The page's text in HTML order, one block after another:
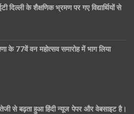
दिल्ली के शैक्षणिक भ्रमण पर गए विद्यार्थियों से
के 77वें वन महोत्सव समारोह में भाग लिया
से बढ़ता हुआ हिंदी न्यूज पेपर और वेबसाइट है।